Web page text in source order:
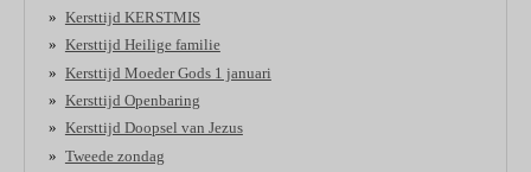
Kersttijd KERSTMIS
Kersttijd Heilige familie
Kersttijd Moeder Gods 1 januari
Kersttijd Openbaring
Kersttijd Doopsel van Jezus
Tweede zondag